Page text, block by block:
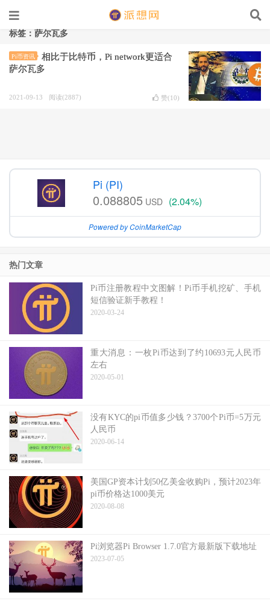
标签：萨尔瓦多
Pi币资讯
相比于比特币，Pi network更适合
萨尔瓦多
2021-09-13 阅读(2887) 赞(10)
Pi (PI)
0.088805 USD (2.04%)
Powered by CoinMarketCap
热门文章
Pi币注册教程中文图解！Pi币手机挖矿、手机
短信验证新手教程！
2020-03-24
重大消息：一枚Pi币达到了约10693元人民币
左右
2020-05-01
没有KYC的pi币值多少钱？3700个Pi币=5万元
人民币
2020-06-14
美国GP资本计划50亿美金收购Pi，预计2023年
pi币价格达1000美元
2020-08-08
Pi浏览器Pi Browser 1.7.0官方最新版下载地址
2023-07-05